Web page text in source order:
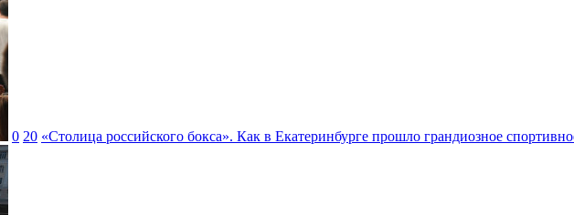
0 20 «Столица российского бокса». Как в Екатеринбурге прошло грандиозное